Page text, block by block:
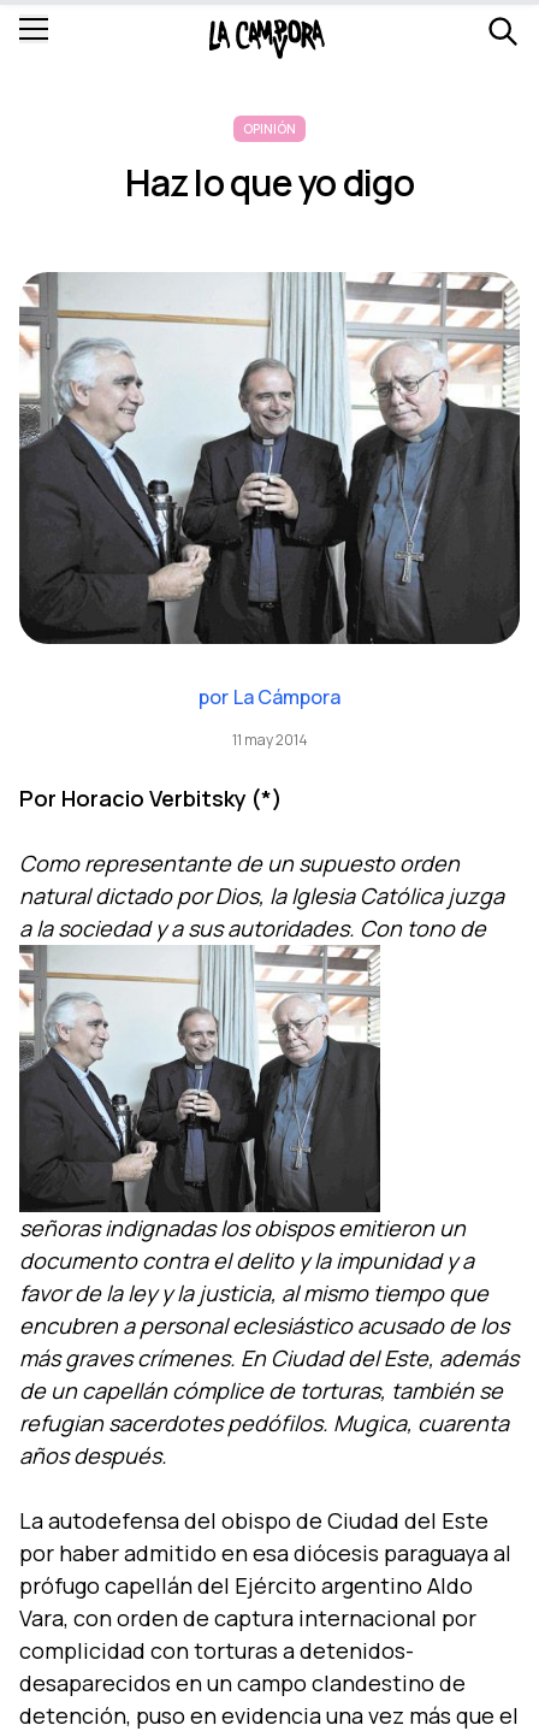
OPINIÓN
Haz lo que yo digo
por La Cámpora
11 may 2014
Por Horacio Verbitsky (*)
Como representante de un supuesto orden
natural dictado por Dios, la Iglesia Católica juzga
a la sociedad y a sus autoridades. Con tono de
señoras indignadas los obispos emitieron un
documento contra el delito y la impunidad y a
favor de la ley y la justicia, al mismo tiempo que
encubren a personal eclesiástico acusado de los
más graves crí­menes. En Ciudad del Este, además
de un capellán cómplice de torturas, también se
refugian sacerdotes pedófilos. Mugica, cuarenta
años después.
La autodefensa del obispo de Ciudad del Este
por haber admitido en esa diócesis paraguaya al
prófugo capellán del Ejército argentino Aldo
Vara, con orden de captura internacional por
complicidad con torturas a detenidos-
desaparecidos en un campo clandestino de
detención, puso en evidencia una vez más que el